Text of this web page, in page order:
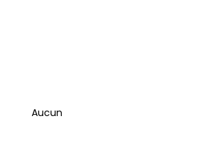
Aucun